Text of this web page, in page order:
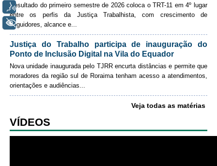
Gestão Estratégica
Governança das Contratações Obras
Rede de Governança Colaborativa
Gestão de Riscos
Laboratório de Inovação
Assessoria de Governança de Gestão de Pessoas
Biblioteca
Resultado do primeiro semestre de 2026 coloca o TRT-11 em 4º lugar
entre os perfis da Justiça Trabalhista, com crescimento de
seguidores, alcance e...
Justiça do Trabalho participa de inauguração do
Ponto de Inclusão Digital na Vila do Equador
Nova unidade inaugurada pelo TJRR encurta distâncias e permite que
moradores da região sul de Roraima tenham acesso a atendimentos,
orientações e audiências...
Veja todas as matérias
VÍDEOS
Voz
+ Acessibilidade